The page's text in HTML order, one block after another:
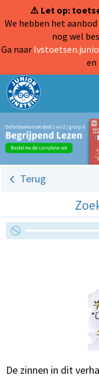
⚠️ Let op:
We hebben het
nog wel
Ga naar
en
Terug
De zinnen in dit